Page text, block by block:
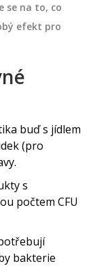
se na to, co
efekt pro
buď s jídlem
(pro
s
počtem CFU
bakterie